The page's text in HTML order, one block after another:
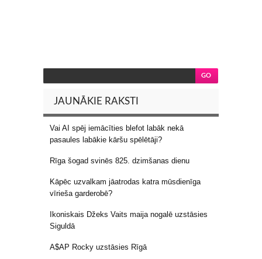
JAUNĀKIE RAKSTI
Vai AI spēj iemācīties blefot labāk nekā
pasaules labākie kāršu spēlētāji?
Rīga šogad svinēs 825. dzimšanas dienu
Kāpēc uzvalkam jāatrodas katra mūsdienīga
vīrieša garderobē?
Ikoniskais Džeks Vaits maija nogalē uzstāsies
Siguldā
A$AP Rocky uzstāsies Rīgā